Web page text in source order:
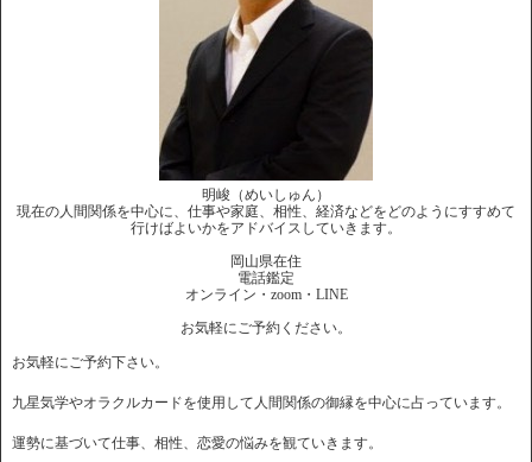
明峻（めいしゅん）
現在の人間関係を中心に、仕事や家庭、相性、経済などをどのようにすすめて
行けばよいかをアドバイスしていきます。
岡山県在住
電話鑑定
オンライン・zoom・LINE
お気軽にご予約ください。
お気軽にご予約下さい。
九星気学やオラクルカードを使用して人間関係の御縁を中心に占っています。
運勢に基づいて仕事、相性、恋愛の悩みを観ていきます。